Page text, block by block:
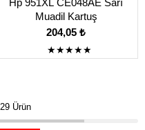
Muadil Kartuş
★★★★★
204,05 ₺
29Ürün